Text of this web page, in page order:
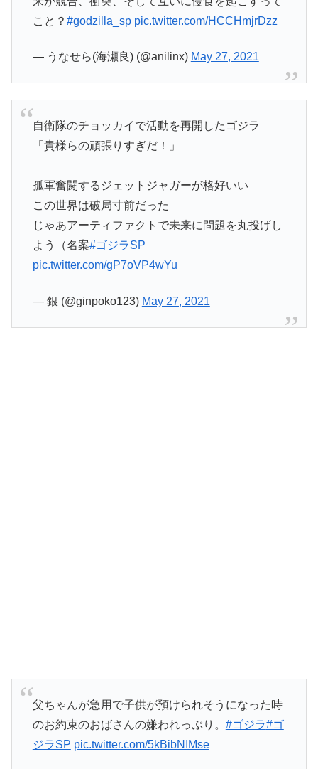
こと？ #godzilla_sp pic.twitter.com/HCCHmjrDzz
— うなせら(海瀬良) (@anilinx) May 27, 2021
自衛隊のチョッカイで活動を再開したゴジラ
「貴様らの頑張りすぎだ！」
孤軍奮闘するジェットジャガーが格好いい
この世界は破局寸前だった
じゃあアーティファクトで未来に問題を丸投げし
よう（名案#ゴジラSP
pic.twitter.com/gP7oVP4wYu
— 銀 (@ginpoko123) May 27, 2021
父ちゃんが急用で子供が預けられそうになった時
のお約束のおばさんの嫌われっぷり。 #ゴジラ#ゴ
ジラSP pic.twitter.com/5kBibNIMse